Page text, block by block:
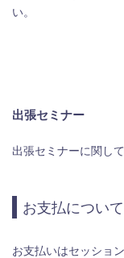
い。
出張セミナー
出張セミナーに関し
お支払について
お支払いはセッショ